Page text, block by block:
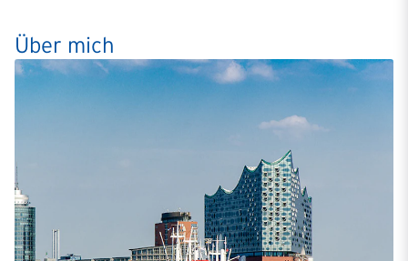
Über mich